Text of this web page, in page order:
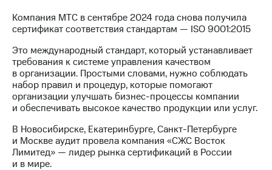
Финансовая
отчетность
Контакты
Пригласить
спикера
и акционерам
управление
Корпоративный
секретарь
Компания МТС в сентябре 2024 года снова получила
сертификат соответствия стандартам — ISO 9001:2015
Это международный стандарт, который устанавливает
требования к системе управления качеством
в организации. Простыми словами, нужно соблюдать
набор правил и процедур, которые помогают
организации улучшать бизнес-процессы компании
и обеспечивать высокое качество продукции или услуг.
В Новосибирске, Екатеринбурге, Санкт-Петербурге
и Москве аудит провела компания «СЖС Восток
Лимитед» — лидер рынка сертификаций в России
и в мире.